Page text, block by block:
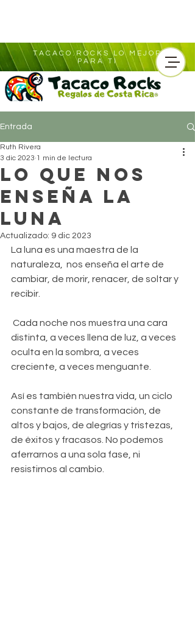
TACACO.ROCKS LO MEJOR
PARA TI
Entrada
Lo que nos
enseña la
luna
Ruth Rivera
3 dic 2023 1 min de lectura
Actualizado: 9 dic 2023
La luna es una maestra de la
naturaleza,  nos enseña el arte de
cambiar, de morir, renacer, de soltar y
recibir.
distinta, a veces llena de luz, a veces
oculta en la sombra, a veces
creciente, a veces menguante.
Así es también nuestra vida, un ciclo
constante de transformación, de
altos y bajos, de alegrías y tristezas,
de éxitos y fracasos. No podemos
aferrarnos a una sola fase, ni
resistirnos al cambio.